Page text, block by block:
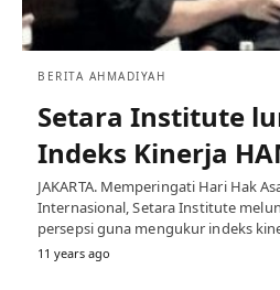
BERITA AHMADIYAH
Setara Institute
Indeks Kinerja
JAKARTA. Memperingati Hari Hak
Internasional, Setara Institute
persepsi guna mengukur indeks
11 years ago